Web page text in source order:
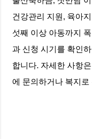
건강관리 지원, 육아
섯째 이상 아동까지
과 신청 시기를 확인
합니다. 자세한 사항
에 문의하거나 복지